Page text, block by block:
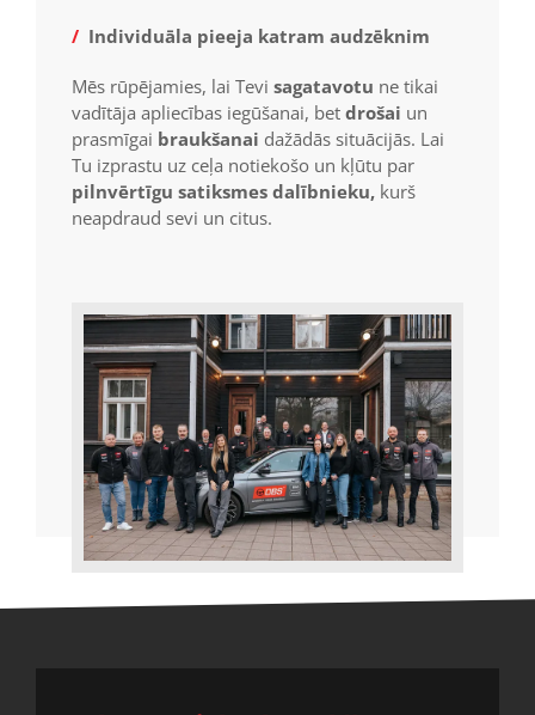
/ Individuāla pieeja katram audzēknim
Mēs rūpējamies, lai Tevi sagatavotu ne tikai
vadītāja apliecības iegūšanai, bet drošai un
prasmīgai braukšanai dažādās situācijās. Lai
Tu izprastu uz ceļa notiekošo un kļūtu par
pilnvērtīgu satiksmes dalībnieku, kurš
neapdraud sevi un citus.